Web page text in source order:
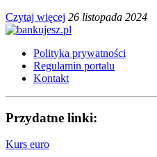
Czytaj więcej 26 listopada 2024
Polityka prywatności
Regulamin portalu
Kontakt
Przydatne linki:
Kurs euro